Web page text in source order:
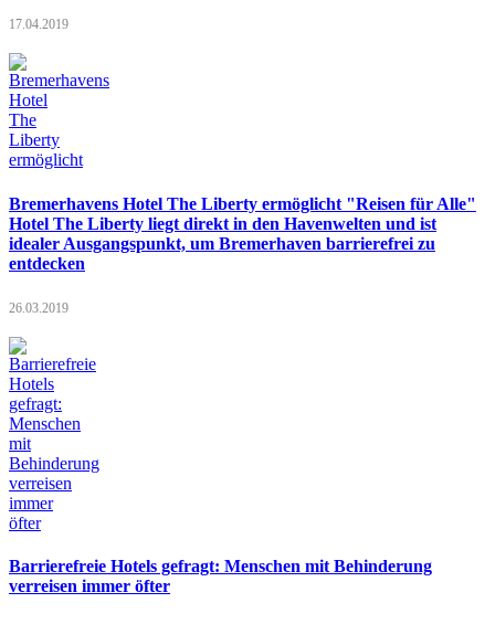
17.04.2019
Bremerhavens Hotel The Liberty ermöglicht "Reisen für Alle"
Hotel The Liberty liegt direkt in den Havenwelten und ist
idealer Ausgangspunkt, um Bremerhaven barrierefrei zu
entdecken
26.03.2019
Barrierefreie Hotels gefragt: Menschen mit Behinderung
verreisen immer öfter